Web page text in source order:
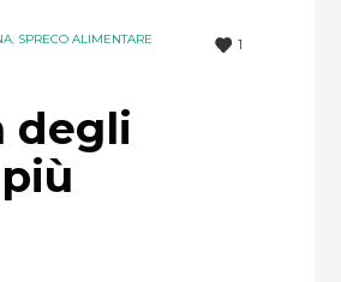
1
, SPRECO ALIMENTARE
degli